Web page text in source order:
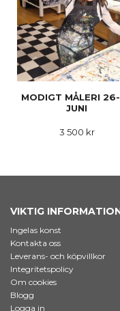
MODIGT MÅLERI
JUNI
3 500 kr
VIKTIG
Ingelas konst
Kontakta oss
Leverans- och köpvillkor
Integritetspolicy
Om cookies
Blogg
Logga in